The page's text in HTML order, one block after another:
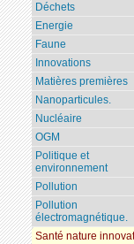
Déchets
Energie
Faune
Innovations
Matières premières
Nanoparticules.
Nucléaire
OGM
Politique et
environnement
Pollution
Pollution
électromagnétique.
Santé nature